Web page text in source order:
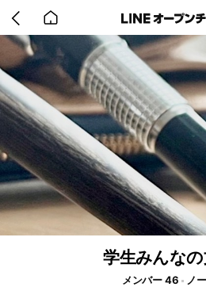
back
to
home
学生みんな
メンバー 46
ノ